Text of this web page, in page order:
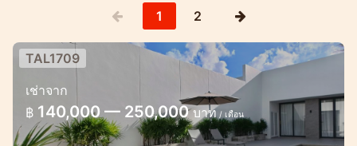
1 2
วิลล่าพร้อมสระว่ายน้ำ 3 ห้องนอนใหม่
ล่าสุดในถลาง
ให้เช่าพูลวิลล่า 3 ห้องนอน ภูเก็ต
TAL1709
เช่าจาก
฿ 140,000 — 250,000บาท / เดือน